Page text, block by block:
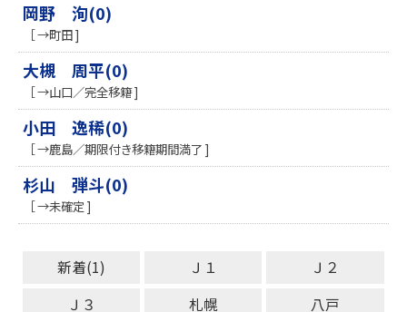
岡野 洵(0)
［ →町田 ]
大槻 周平(0)
［ →山口／完全移籍 ]
小田 逸稀(0)
［ →鹿島／期限付き移籍期間満了 ]
杉山 弾斗(0)
［ →未確定 ]
新着(1) Ｊ１
Ｊ２
Ｊ３
札幌
八戸